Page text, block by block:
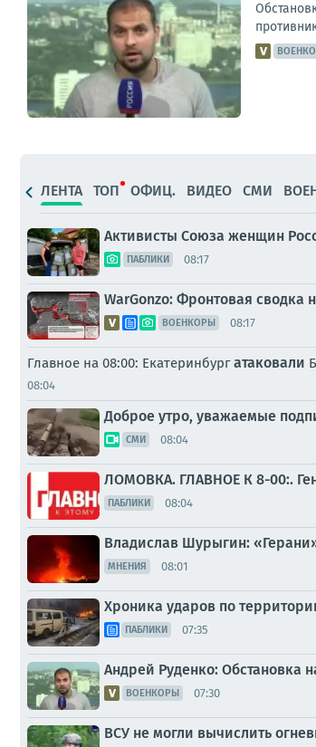
ЛЕНТА ТОП ОФИЦ. ВИДЕО СМИ
Активисты Союза женщин
ПАБЛИКИ 08:17
WarGonzo: Фронтовая сводка
ВОЕНКОРЫ 08:17
Главное на 08:00: Екатеринбургатаковали
08:04
Доброе утро, уважаемые
СМИ 08:04
ЛОМОВКА. ГЛАВНОЕ К 8-00:.
ПАБЛИКИ 08:04
Владислав Шурыгин:
МНЕНИЯ 08:01
Хроника ударов по
ПАБЛИКИ 07:35
Андрей Руденко: Обстановка
ВОЕНКОРЫ 07:30
ВСУ не могли вычислить